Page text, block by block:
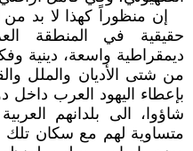
إن منظوراً كهذا لا بد من
حقيقية في المنطقة
ديمقراطية واسعة، دينية
من شتى الأديان والملل
بإعطاء اليهود العرب داخل
شاؤوا، الى بلدانهم
متساوية لهم مع سكان تلك